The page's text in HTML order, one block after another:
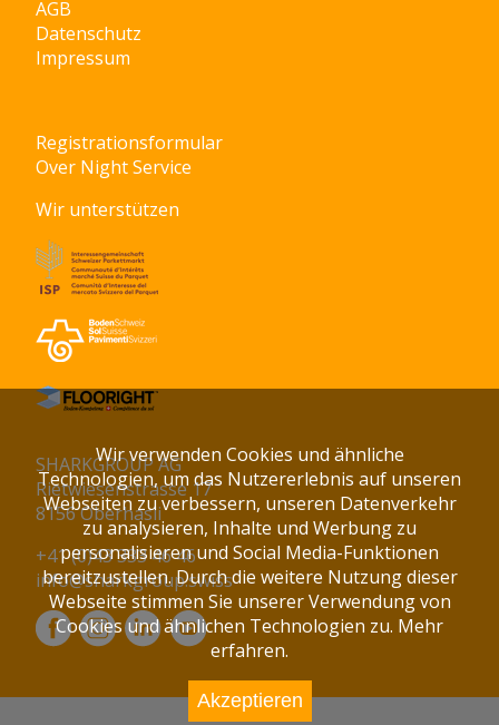
AGB
Datenschutz
Impressum
Registrationsformular
Over Night Service
Wir unterstützen
SHARKGROUP AG
Rietwiesenstrasse 17
8156 Oberhasli
+41 (0)43 333 46 46
info@sharkgroup.swiss
Wir verwenden Cookies und ähnliche
Technologien, um das Nutzererlebnis auf unseren
Webseiten zu verbessern, unseren Datenverkehr
zu analysieren, Inhalte und Werbung zu
personalisieren und Social Media-Funktionen
bereitzustellen. Durch die weitere Nutzung dieser
Webseite stimmen Sie unserer Verwendung von
Cookies und ähnlichen Technologien zu. Mehr
erfahren.